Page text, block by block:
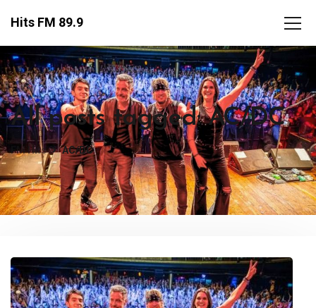
Hits FM 89.9
All posts tagged: AC/DC
FM Hits AC/DC